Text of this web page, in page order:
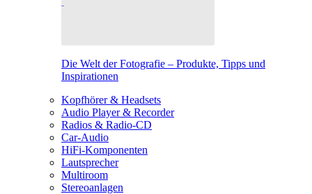
Die Welt der Fotografie – Produkte, Tipps und
Inspirationen
Kopfhörer & Headsets
Audio Player & Recorder
Radios & Radio-CD
Car-Audio
HiFi-Komponenten
Lautsprecher
Multiroom
Stereoanlagen